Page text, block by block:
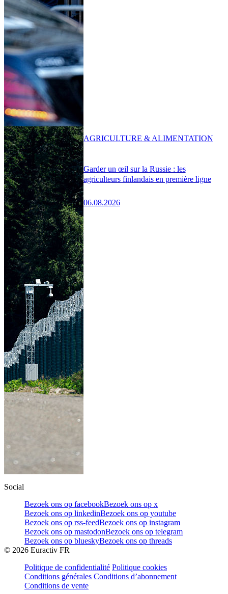
Garder un œil sur la Russie : les
agriculteurs finlandais en première ligne
06.08.2026
AGRICULTURE & ALIMENTATION
Social
Bezoek ons op facebookBezoek ons op x
Bezoek ons op linkedinBezoek ons op youtube
Bezoek ons op rss-feedBezoek ons op instagram
Bezoek ons op mastodonBezoek ons op telegram
Bezoek ons op blueskyBezoek ons op threads
© 2026 Euractiv FR
Politique de confidentialité Politique cookies
Conditions générales Conditions d’abonnement
Conditions de vente